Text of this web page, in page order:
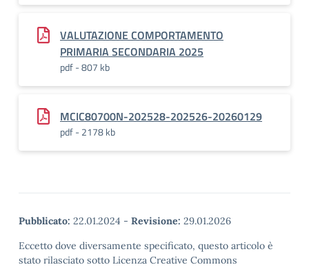
VALUTAZIONE COMPORTAMENTO
PRIMARIA SECONDARIA 2025
pdf - 807 kb
MCIC80700N-202528-202526-20260129
pdf - 2178 kb
Pubblicato: 22.01.2024 - Revisione: 29.01.2026
Eccetto dove diversamente specificato, questo articolo è
stato rilasciato sotto Licenza Creative Commons